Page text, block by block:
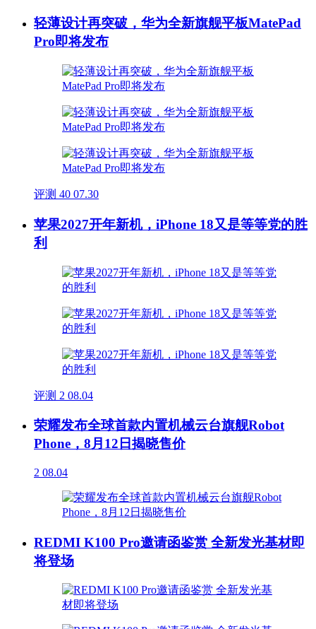
轻薄设计再突破，华为全新旗舰平板MatePad
Pro即将发布
评测 40 07.30
苹果2027开年新机，iPhone 18又是等等党的胜
利
评测 2 08.04
荣耀发布全球首款内置机械云台旗舰Robot
Phone，8月12日揭晓售价
2 08.04
REDMI K100 Pro邀请函鉴赏 全新发光基材即
将登场